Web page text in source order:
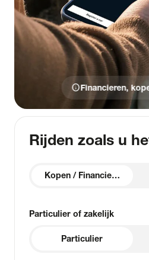
infoFinancieren,
Rijden zoals u
Kopen / Financieren
Particulier of zakelijk
Particulier